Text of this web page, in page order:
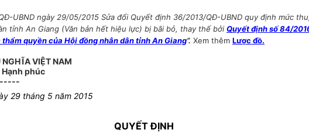
UBND ngày 29/05/2015 Sửa đổi Quyết định 36/2013/QĐ-UBND quy định mức
tỉnh An Giang (Văn bản hết hiệu lực) bị bãi bỏ, thay thế bởi Quyết định số 84/
quyền của Hội đồng nhân dân tỉnh An Giang”. Xem thêm Lược đồ.
NGHĨA VIỆT NAM
phúc
29 tháng 5 năm 2015
QUYẾT ĐỊNH